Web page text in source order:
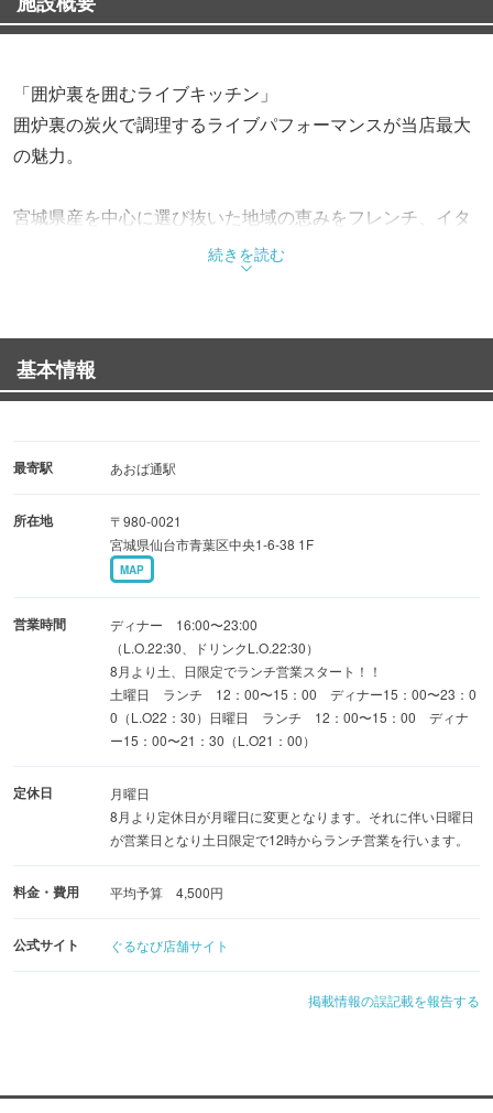
「囲炉裏を囲むライブキッチン」
囲炉裏の炭火で調理するライブパフォーマンスが当店最大
の魅力。
宮城県産を中心に選び抜いた地域の恵みをフレンチ、イタ
リアンをベースとした創作料理に、
料理との相性にこだわったナチュラルワインをはじめ、バ
続きを読む
基本情報
最寄駅 あおば通駅
所在地
〒980-0021
宮城県仙台市青葉区中央1-6-38 1F
MAP
営業時間
ディナー 16:00〜23:00
（L.O.22:30、ドリンクL.O.22:30）
8月より土、日限定でランチ営業スタート！！
土曜日 ランチ 12：00〜15：00 ディナー15：00〜23：0
0（L.O22：30）日曜日 ランチ 12：00〜15：00 ディナ
ー15：00〜21：30（L.O21：00）
定休日
月曜日
8月より定休日が月曜日に変更となります。それに伴い日曜日
が営業日となり土日限定で12時からランチ営業を行います。
料金・費用 平均予算 4,500円
公式サイト ぐるなび店舗サイト
掲載情報の誤記載を報告する